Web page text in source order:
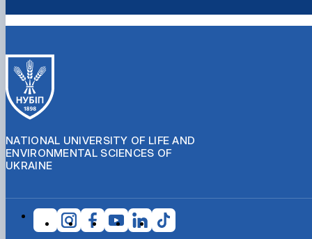
NATIONAL UNIVERSITY OF LIFE AND
ENVIRONMENTAL SCIENCES OF
UKRAINE